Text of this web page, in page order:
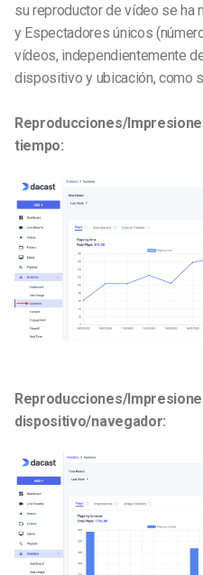
su reproductor de vídeo se
y Espectadores únicos
vídeos, independientemente
dispositivo y ubicación, como
Reproducciones/
tiempo:
Reproducciones/
dispositivo/navegador: